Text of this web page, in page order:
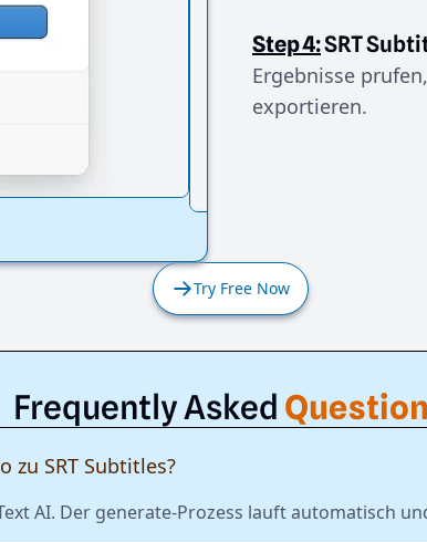
Step 4:SRT
Ergebnisse
exportieren.
Try Free Now
Frequently Asked
zu SRT Subtitles?
AI. Der generate-Prozess lauft automatisch